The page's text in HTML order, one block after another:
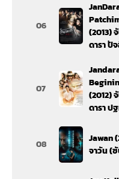
06
(2013)
ดารา ปั
07
(2012)
ดารา ป
08
Jawan
จาวัน (